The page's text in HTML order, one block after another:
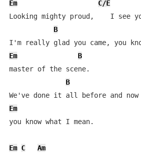
Em C/E
Looking mighty proud,    I see
B
Em
B
master of the scene.
B
Em
you know what I mean.
Em C
Am